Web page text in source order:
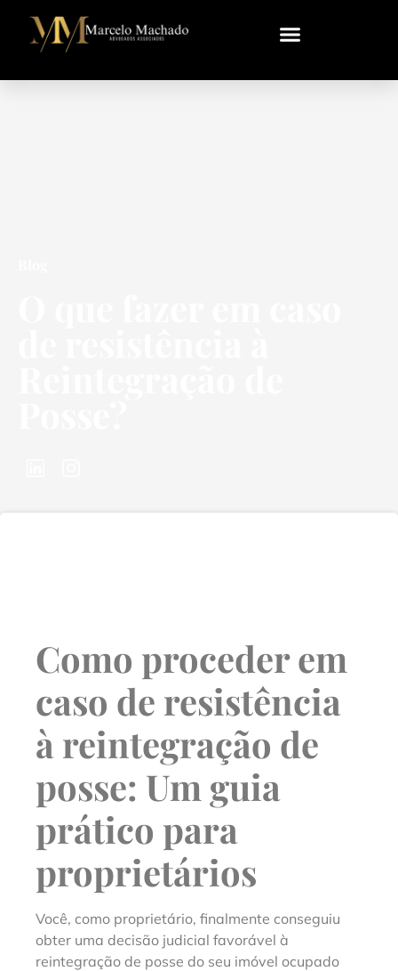
Como proceder em
caso de resistência
à reintegração de
posse: Um guia
prático para
proprietários
Você, como proprietário, finalmente conseguiu
obter uma decisão judicial favorável à
reintegração de posse do seu imóvel ocupado